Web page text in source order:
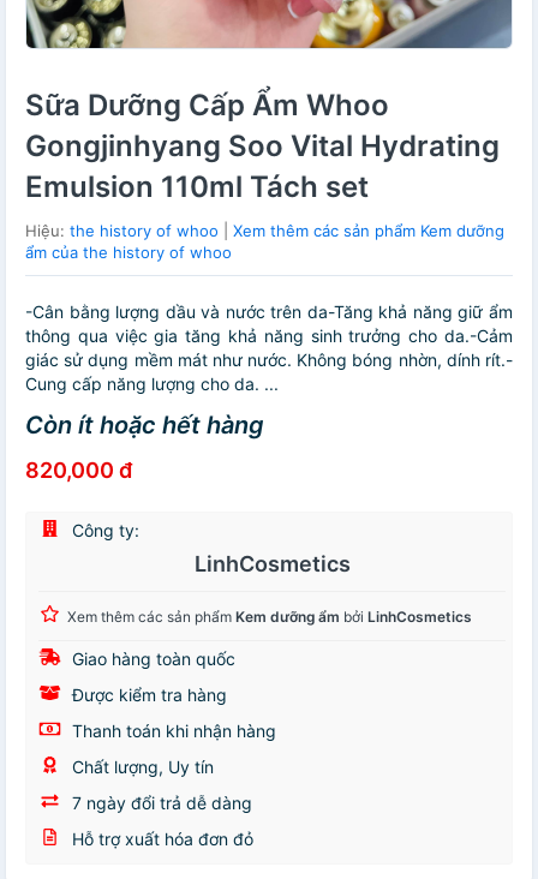
Sữa Dưỡng Cấp Ẩm Whoo
Gongjinhyang Soo Vital Hydrating
Emulsion 110ml Tách set
Hiệu: the history of whoo
Xem thêm các sản phẩm Kem dưỡng
ẩm của the history of whoo
-Cân bằng lượng dầu và nước trên da-Tăng khả năng giữ ẩm
thông qua việc gia tăng khả năng sinh trưởng cho da.-Cảm
giác sử dụng mềm mát như nước. Không bóng nhờn, dính rít.-
Cung cấp năng lượng cho da. ...
Còn ít hoặc hết hàng
820,000 đ
Công ty:
LinhCosmetics
Xem thêm các sản phẩm Kem dưỡng ẩm bởi LinhCosmetics
Giao hàng toàn quốc
Được kiểm tra hàng
Thanh toán khi nhận hàng
Chất lượng, Uy tín
7 ngày đổi trả dễ dàng
Hỗ trợ xuất hóa đơn đỏ